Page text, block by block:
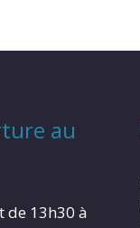
au
de 13h30 à